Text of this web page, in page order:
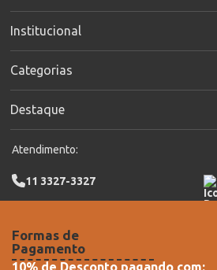
Institucional
Categorias
Destaque
Atendimento:
11 3327-3327
Formas de
Pagamento
10% de Desconto pagando com: